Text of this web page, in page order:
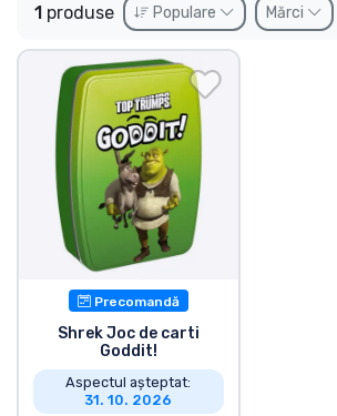
1 produse Populare Mărci
Precomandă
Shrek Joc de carti
Goddit!
Aspectul așteptat:
31. 10. 2026
Outlet produse
Transport și plată
Sortare după serie
Sortare după filme
Sortare după desene animate
Sortare după Anime
Sortare după jocuri